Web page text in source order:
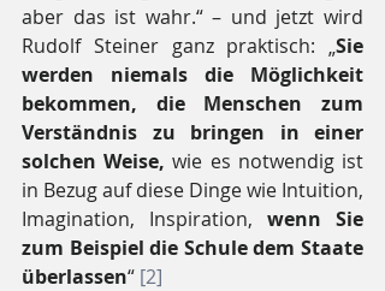
aber das ist wahr.“ – und jetzt wird
Rudolf Steiner ganz praktisch: „Sie
werden niemals die Möglichkeit
bekommen, die Menschen zum
Verständnis zu bringen in einer
solchen Weise, wie es notwendig ist
in Bezug auf diese Dinge wie Intuition,
Imagination, Inspiration, wenn Sie
zum Beispiel die Schule dem Staate
überlassen“ [2]